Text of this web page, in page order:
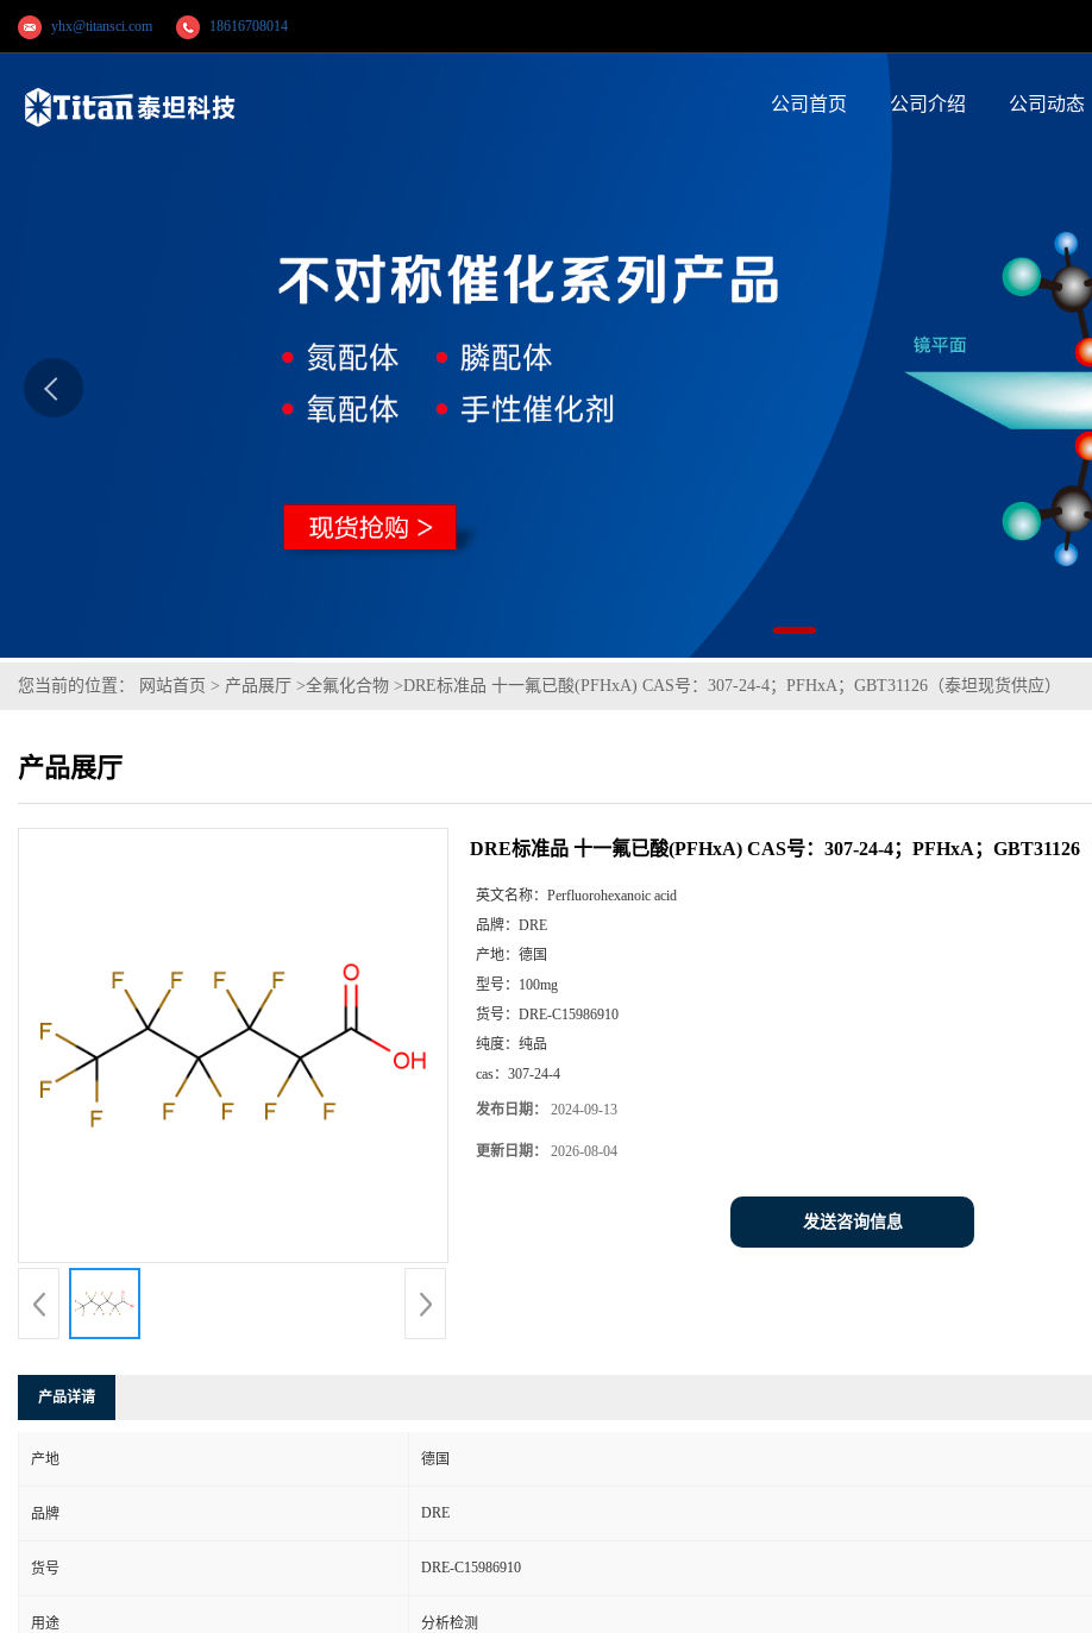
yhx@titansci.com 18616708014
公司首页 公司介绍 公司动态
您当前的位置： 网站首页 > 产品展厅 >全氟化合物 >DRE标准品 十一氟已酸(PFHxA) CAS号：307-24-4；PFHxA；GBT31126（泰坦现货供应）
产品展厅
DRE标准品 十一氟已酸(PFHxA) CAS号：307-24-4；PFHxA；GBT31126
英文名称： Perfluorohexanoic acid
品牌： DRE
产地： 德国
型号： 100mg
货号： DRE-C15986910
纯度： 纯品
cas： 307-24-4
发布日期： 2024-09-13
更新日期： 2026-08-04
发送咨询信息
产品详请
产地 德国
品牌 DRE
货号 DRE-C15986910
用途 分析检测